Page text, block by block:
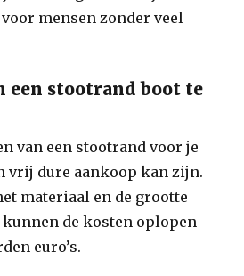
mensen zonder veel
een stootrand boot te
van een stootrand voor je
vrij dure aankoop kan zijn.
materiaal en de grootte
kunnen de kosten oplopen
euro’s.